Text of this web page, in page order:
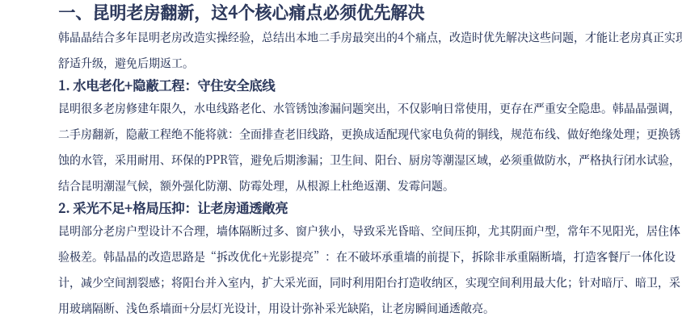
一、昆明老房翻新，这4个核心痛点必须优先解决
韩晶晶结合多年昆明老房改造实操经验，总结出本地二手房最突出的4个痛点，改造时优先解决这些问题，才能让老房真正实
舒适升级，避免后期返工。
1. 水电老化+隐蔽工程：守住安全底线
昆明很多老房修建年限久，水电线路老化、水管锈蚀渗漏问题突出，不仅影响日常使用，更存在严重安全隐患。韩晶晶强调，
二手房翻新，隐蔽工程绝不能将就：全面排查老旧线路，更换成适配现代家电负荷的铜线，规范布线、做好绝缘处理；更换锈
蚀的水管，采用耐用、环保的PPR管，避免后期渗漏；卫生间、阳台、厨房等潮湿区域，必须重做防水，严格执行闭水试验，
结合昆明潮湿气候，额外强化防潮、防霉处理，从根源上杜绝返潮、发霉问题。
2. 采光不足+格局压抑：让老房通透敞亮
昆明部分老房户型设计不合理，墙体隔断过多、窗户狭小，导致采光昏暗、空间压抑，尤其阴面户型，常年不见阳光，居住体
验极差。韩晶晶的改造思路是“拆改优化+光影提亮”：在不破坏承重墙的前提下，拆除非承重隔断墙，打造客餐厅一体化设
计，减少空间割裂感；将阳台并入室内，扩大采光面，同时利用阳台打造收纳区，实现空间利用最大化；针对暗厅、暗卫，采
用玻璃隔断、浅色系墙面+分层灯光设计，用设计弥补采光缺陷，让老房瞬间通透敞亮。